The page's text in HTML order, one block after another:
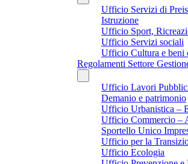
Ufficio Servizi di
Istruzione
Ufficio Sport,
Ufficio Servizi sociali
Ufficio Cultura e beni
Regolamenti Settore
Ufficio Lavori
Demanio e patrimonio
Ufficio Urbanistica –
Ufficio Commercio –
Sportello Unico
Ufficio per la
Ufficio Ecologia